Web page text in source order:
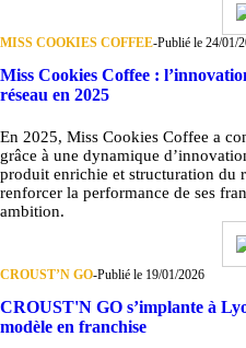
MISS COOKIES COFFEE-Publié le 24/01/
Miss Cookies Coffee :
réseau en 2025
En 2025, Miss Cookies Coffee a
grâce à une dynamique
produit enrichie et structuration du
renforcer la performance de ses
ambition.
CROUST’N GO-Publié le 19/01/2026
CROUST'N GO s’implante à
modèle en franchise